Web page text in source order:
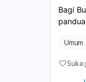
Bagi
Umum
Suka